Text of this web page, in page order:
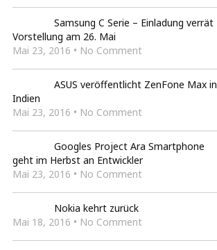
Samsung C Serie – Einladung verrät
Vorstellung am 26. Mai
Mai 23, 2016 • No Comment
ASUS veröffentlicht ZenFone Max in
Indien
Mai 23, 2016 • No Comment
Googles Project Ara Smartphone
geht im Herbst an Entwickler
Mai 23, 2016 • No Comment
Nokia kehrt zurück
Mai 18, 2016 • No Comment